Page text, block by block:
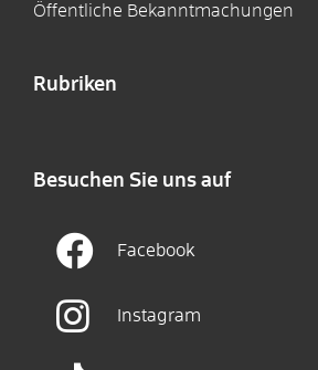
Öffentliche Bekanntmachungen
Rubriken
Besuchen Sie uns auf
Facebook
Instagram